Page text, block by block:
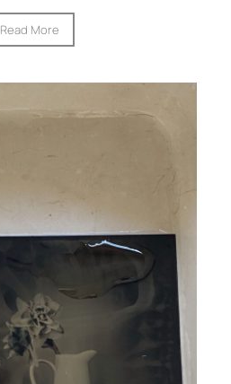
Read More